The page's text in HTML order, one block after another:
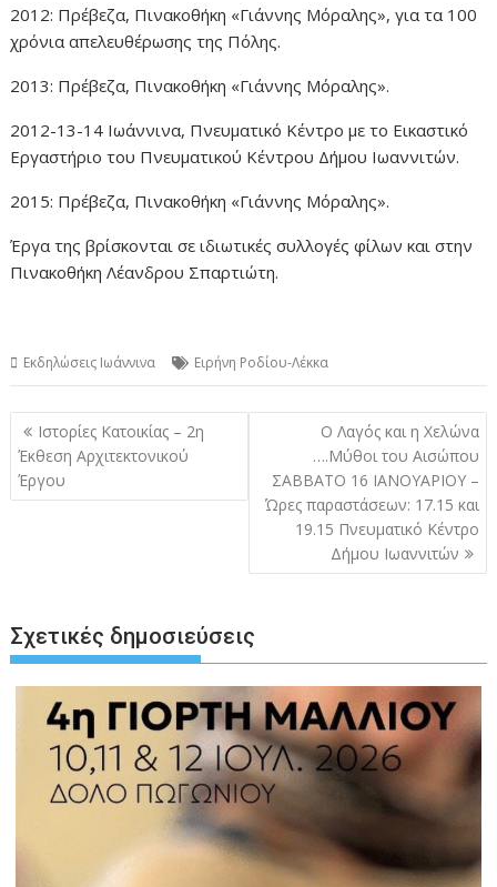
2012: Πρέβεζα, Πινακοθήκη «Γιάννης Μόραλης», για τα 100
χρόνια απελευθέρωσης της Πόλης.
2013: Πρέβεζα, Πινακοθήκη «Γιάννης Μόραλης».
2012-13-14 Ιωάννινα, Πνευματικό Κέντρο με το Εικαστικό
Εργαστήριο του Πνευματικού Κέντρου Δήμου Ιωαννιτών.
2015: Πρέβεζα, Πινακοθήκη «Γιάννης Μόραλης».
Έργα της βρίσκονται σε ιδιωτικές συλλογές φίλων και στην
Πινακοθήκη Λέανδρου Σπαρτιώτη.
Εκδηλώσεις Ιωάννινα Ειρήνη Ροδίου-Λέκκα
Πλοήγηση
άρθρων
Ιστορίες Κατοικίας – 2η
Έκθεση Αρχιτεκτονικού
Έργου
Ο Λαγός και η Χελώνα
….Μύθοι του Αισώπου
ΣΑΒΒΑΤΟ 16 ΙΑΝΟΥΑΡΙΟΥ –
Ώρες παραστάσεων: 17.15 και
19.15 Πνευματικό Κέντρο
Δήμου Ιωαννιτών
Σχετικές δημοσιεύσεις